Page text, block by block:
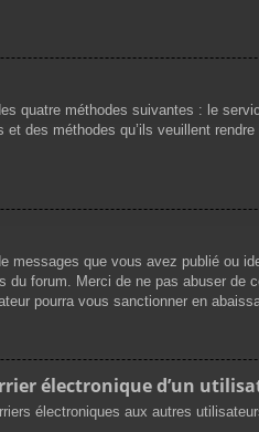
quatre méthodes suivantes : le
des méthodes qu’ils veuillent
messages que vous avez publié ou
forum. Merci de ne pas abuser de
pourra vous sanctionner en
électronique d’un
électroniques aux autres